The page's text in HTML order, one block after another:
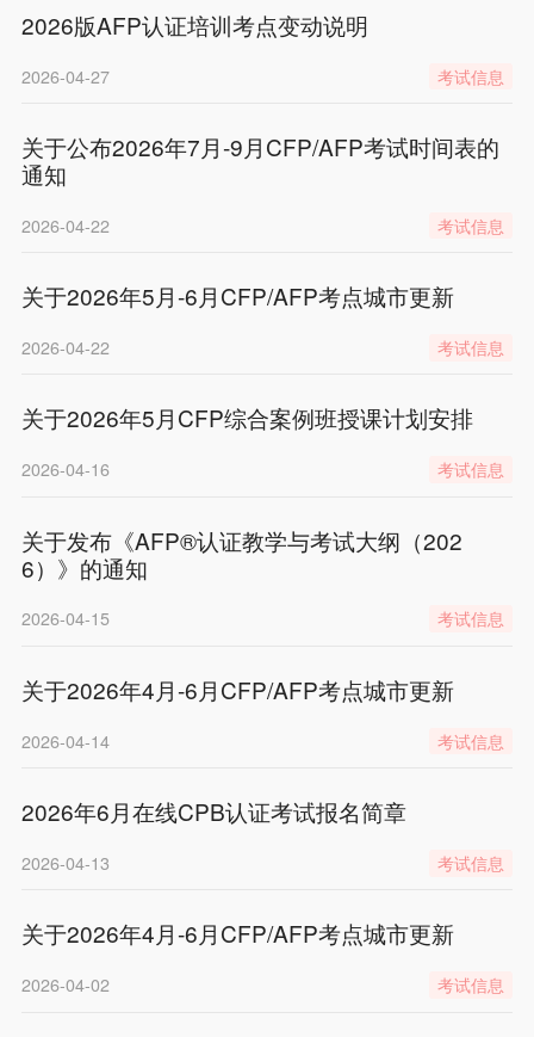
2026版AFP认证培训考点变动说明
2026-04-27 考试信息
关于公布2026年7月-9月CFP/AFP考试时间表的
通知
2026-04-22 考试信息
关于2026年5月-6月CFP/AFP考点城市更新
2026-04-22 考试信息
关于2026年5月CFP综合案例班授课计划安排
2026-04-16 考试信息
关于发布《AFP®认证教学与考试大纲（202
6）》的通知
2026-04-15 考试信息
关于2026年4月-6月CFP/AFP考点城市更新
2026-04-14 考试信息
2026年6月在线CPB认证考试报名简章
2026-04-13 考试信息
关于2026年4月-6月CFP/AFP考点城市更新
2026-04-02 考试信息